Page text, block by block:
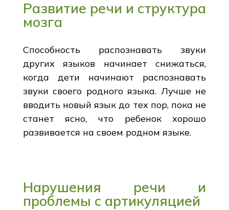
Развитие речи и структура
мозга
Способность распознавать звуки
других языков начинает снижаться,
когда дети начинают распознавать
звуки своего родного языка. Лучше не
вводить новый язык до тех пор, пока не
станет ясно, что ребенок хорошо
развивается на своем родном языке.
Нарушения речи и
проблемы с артикуляцией